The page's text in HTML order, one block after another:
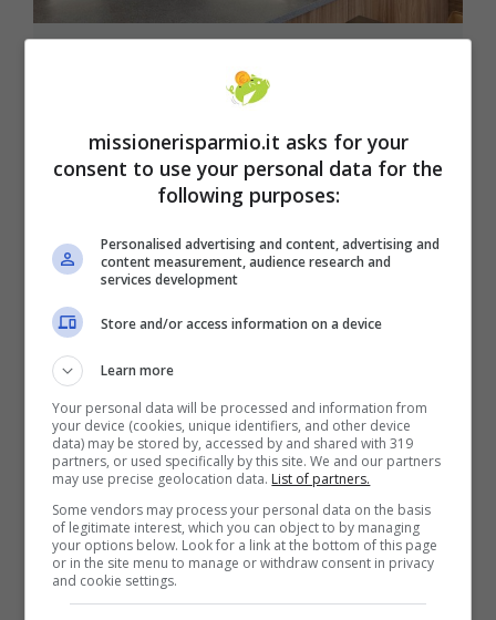
Governo è venuto il braccino corto
Il limite di spesa per il bonus mobili ed
elettrodomestici nel 2022 scende da 16mila ...
15 Novembre 2021
Articoli recenti
Pensioni, come calcolare i
prossimi aumenti
Rottamazione fiscale,
attenzione al modulo da
missionerisparmio.it asks for your
consent to use your personal data for the
following purposes:
Personalised advertising and content, advertising and
content measurement, audience research and
services development
Store and/or access information on a device
Learn more
Your personal data will be processed and information from
your device (cookies, unique identifiers, and other device
data) may be stored by, accessed by and shared with 319
partners, or used specifically by this site. We and our partners
may use precise geolocation data. List of partners.
Some vendors may process your personal data on the basis
of legitimate interest, which you can object to by managing
your options below. Look for a link at the bottom of this page
or in the site menu to manage or withdraw consent in privacy
and cookie settings.